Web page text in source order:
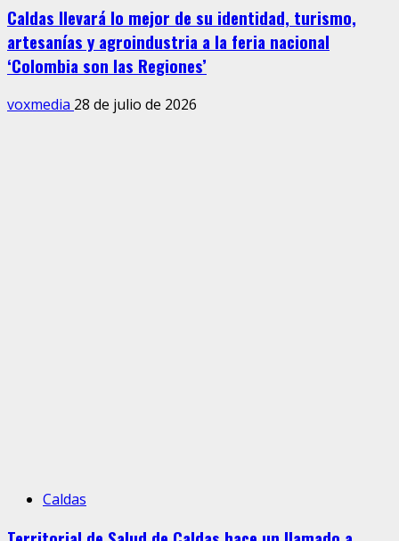
Caldas llevará lo mejor de su identidad, turismo,
artesanías y agroindustria a la feria nacional
‘Colombia son las Regiones’
voxmedia 28 de julio de 2026
Caldas